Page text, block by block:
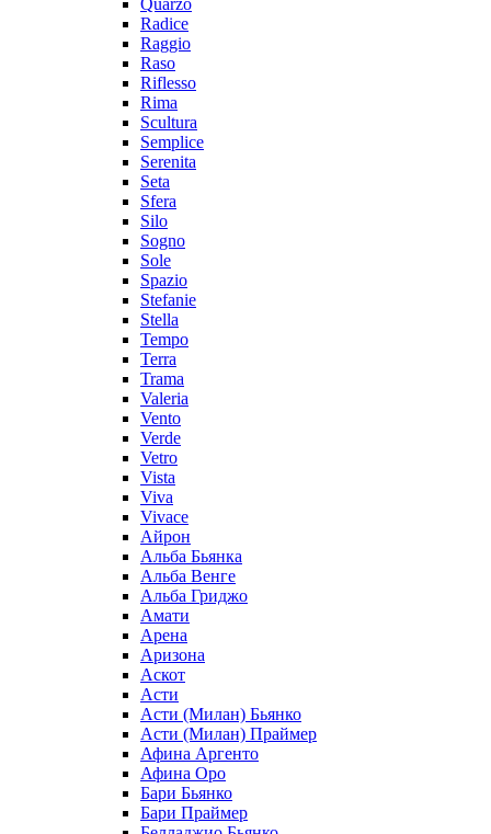
Radice
Raggio
Raso
Riflesso
Rima
Scultura
Semplice
Serenita
Seta
Sfera
Silo
Sogno
Sole
Spazio
Stefanie
Stella
Tempo
Terra
Trama
Valeria
Vento
Verde
Vetro
Vista
Viva
Vivace
Айрон
Альба Бьянка
Альба Венге
Альба Гриджо
Амати
Арена
Аризона
Аскот
Асти
Асти (Милан) Бьянко
Асти (Милан) Праймер
Афина Аргенто
Афина Оро
Бари Бьянко
Бари Праймер